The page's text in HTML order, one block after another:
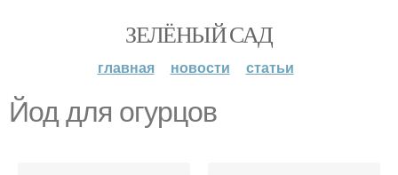
ЗЕЛЁНЫЙ САД
главная новости статьи
Йод для огурцов